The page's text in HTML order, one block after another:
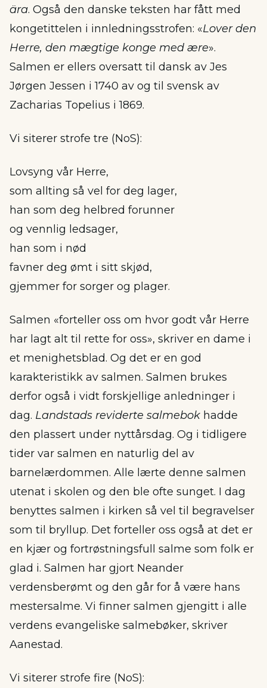
ära. Også den danske teksten har fått med
kongetittelen i innledningsstrofen: «Lover den
Herre, den mægtige konge med ære».
Salmen er ellers oversatt til dansk av Jes
Jørgen Jessen i 1740 av og til svensk av
Zacharias Topelius i 1869.
Vi siterer strofe tre (NoS):
Lovsyng vår Herre,
som allting så vel for deg lager,
han som deg helbred forunner
og vennlig ledsager,
han som i nød
favner deg ømt i sitt skjød,
gjemmer for sorger og plager.
Salmen «forteller oss om hvor godt vår Herre
har lagt alt til rette for oss», skriver en dame i
et menighetsblad. Og det er en god
karakteristikk av salmen. Salmen brukes
derfor også i vidt forskjellige anledninger i
dag. Landstads reviderte salmebok hadde
den plassert under nyttårsdag. Og i tidligere
tider var salmen en naturlig del av
barnelærdommen. Alle lærte denne salmen
utenat i skolen og den ble ofte sunget. I dag
benyttes salmen i kirken så vel til begravelser
som til bryllup. Det forteller oss også at det er
en kjær og fortrøstningsfull salme som folk er
glad i. Salmen har gjort Neander
verdensberømt og den går for å være hans
mestersalme. Vi finner salmen gjengitt i alle
verdens evangeliske salmebøker, skriver
Aanestad.
Vi siterer strofe fire (NoS):